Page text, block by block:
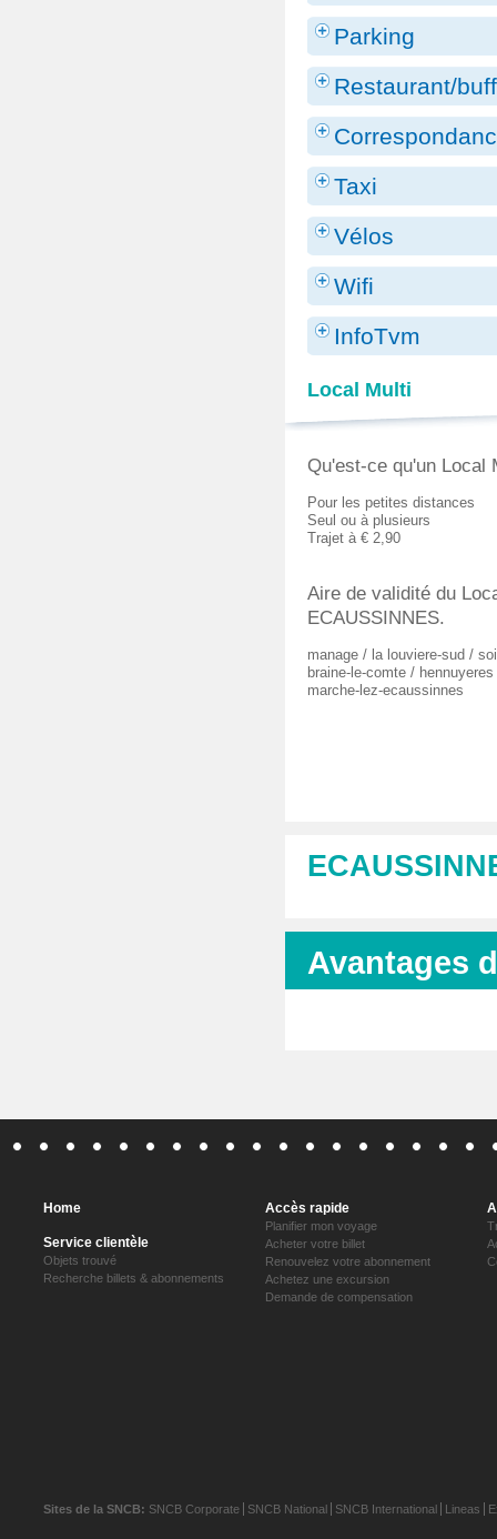
Parking
Restaurant/
Taxi
Vélos
Wifi
InfoTvm
Local Multi
Qu'est-ce qu'un Local
Pour les petites distances
Seul ou à plusieurs
Trajet à € 2,90
Aire de validité du
ECAUSSINNES.
manage / la louviere-sud /
braine-le-comte / hennuyeres
marche-lez-ecaussinnes
Avantages
Home
Service clientèle
Objets trouvé
Recherche billets & abonnements
Accès rapide
Planifier mon voyage
Acheter votre billet
Renouvelez votre abonnement
Achetez une excursion
Demande de compensation
Sites de la SNCB: SNCB Corporate SNCB National SNCB International Lineas